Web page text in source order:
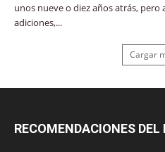
unos nueve o diez años atrás,
adiciones,...
Cargar
RECOMENDACIONES DEL